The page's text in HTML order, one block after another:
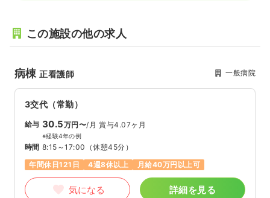
この施設の他の求人
病棟正看護師 一般病院
3交代（常勤）
給与 30.5万円〜/月 賞与4.07ヶ月
※経験4年の例
時間 8:15～17:00 （休憩45分）
年間休日121日
4週8休以上 月給40万円以上可
気になる 詳細を見る